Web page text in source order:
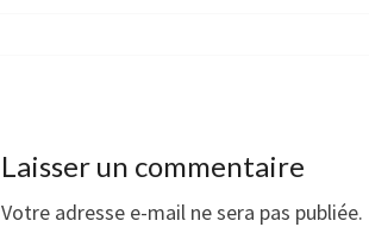
Laisser un commentaire
Votre adresse e-mail ne sera pas publiée.